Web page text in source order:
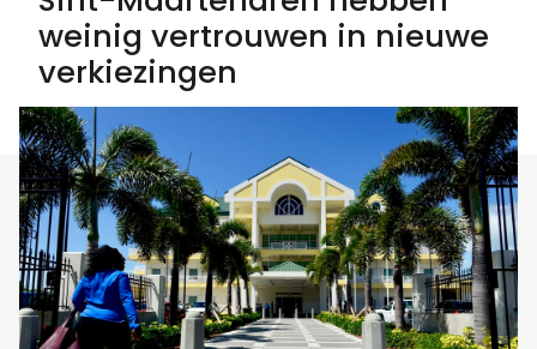
weinig vertrouwen in nieuwe
verkiezingen